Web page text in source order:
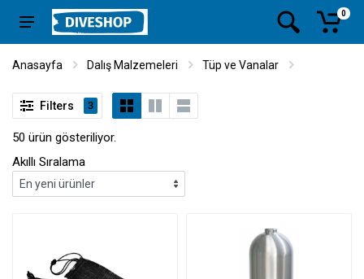
0
Anasayfa Dalış Malzemeleri Tüp ve Vanalar
Filters 3
50 ürün gösteriliyor.
Akıllı Sıralama